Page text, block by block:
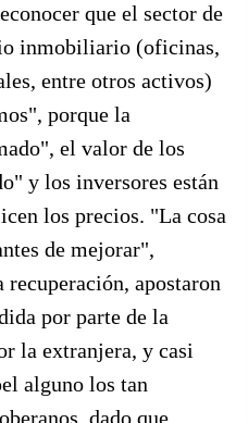
que el sector de
inmobiliario (oficinas,
entre otros activos)
porque la
el valor de los
y los inversores están
los precios. "La cosa
de mejorar",
recuperación, apostaron
por parte de la
la extranjera, y casi
alguno los tan
dado que,